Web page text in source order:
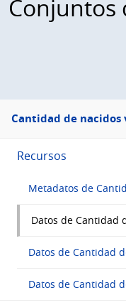
Conjuntos
Menú
lateral
Cantidad de nacidos
Recursos
Metadatos de
Datos de Cantidad
Datos de Cantidad
Datos de Cantidad